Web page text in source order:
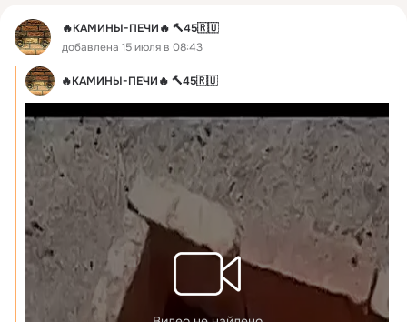
🔥КАМИНЫ-ПЕЧИ🔥 🔨45🇷🇺
добавлена 15 июля в 08:43
🔥КАМИНЫ-ПЕЧИ🔥 🔨45🇷🇺